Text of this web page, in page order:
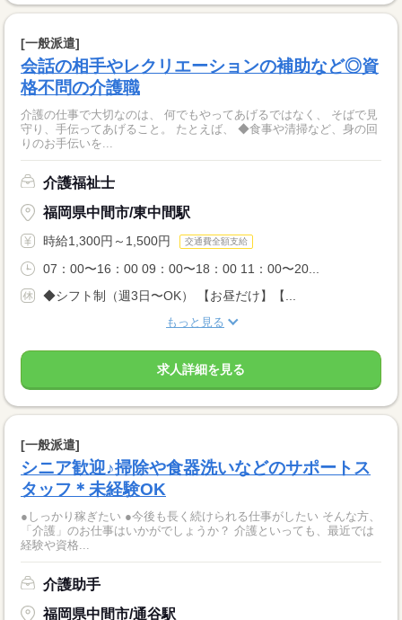
[一般派遣]
会話の相手やレクリエーションの補助など◎資
格不問の介護職
介護の仕事で大切なのは、 何でもやってあげるではなく、 そばで見
守り、手伝ってあげること。 たとえば、 ◆食事や清掃など、身の回
りのお手伝いを...
介護福祉士
福岡県中間市/東中間駅
時給1,300円～1,500円 交通費全額支給
07：00〜16：00 09：00〜18：00 11：00〜20...
◆シフト制（週3日〜OK） 【お昼だけ】【...
もっと見る
求人詳細を見る
[一般派遣]
シニア歓迎♪掃除や食器洗いなどのサポートス
タッフ＊未経験OK
●しっかり稼ぎたい ●今後も長く続けられる仕事がしたい そんな方、
「介護」のお仕事はいかがでしょうか？ 介護といっても、最近では
経験や資格...
介護助手
福岡県中間市/通谷駅